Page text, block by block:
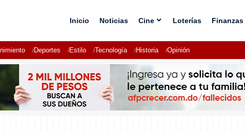
Inicio Noticias Cine Loterías Finanzas
Deportes Estilo Tecnología Historia Opinión